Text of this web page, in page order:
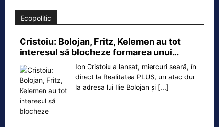
Ecopolitic
Cristoiu: Bolojan, Fritz, Kelemen au tot
interesul să blocheze formarea unui…
Ion Cristoiu a lansat, miercuri seară, în
direct la Realitatea PLUS, un atac dur
la adresa lui Ilie Bolojan și [...]